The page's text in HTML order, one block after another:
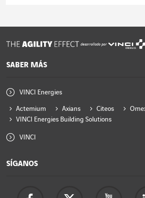
desarrollado por
SABER MÁS
VINCI Energies
Actemium Axians Citeos
VINCI Energies Building Solutions
VINCI
SÍGANOS